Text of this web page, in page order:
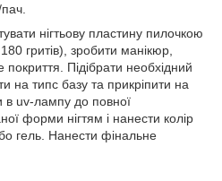
пач.
нігтьову пластину пилочкою
гритів), зробити манікюр,
Підібрати необхідний
на типс базу та прикріпити на
в uv-лампу до повної
форми нігтям і нанести колір
гель. Нанести фінальне